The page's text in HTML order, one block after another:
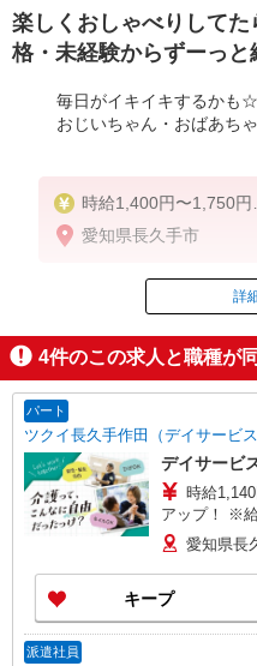
楽しくおしゃべりして
格・未経験からずーっと
毎日がイキイキするかも☆
おじいちゃん・おばあち
時給1,400円〜1,750円
★週払いOK（規定あり
愛知県長久手市
掲載
詳
4件のこの求人と職種が
パート
ツクイ長久手作田（デイサービス
デイサービ
時給1,140円〜
アップ！ ※
愛知県長
キープ
派遣社員